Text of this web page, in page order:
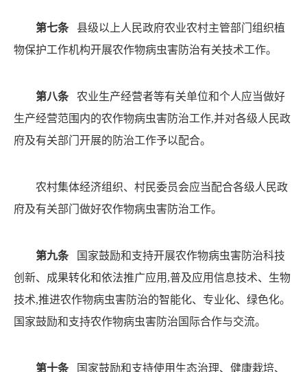
第七条
县级以上人民政府农业农村主管部门组织植
物保护工作机构开展农作物病虫害防治有关技术工作。
第八条
农业生产经营者等有关单位和个人应当做好
生产经营范围内的农作物病虫害防治工作,并对各级人民政
府及有关部门开展的防治工作予以配合。
农村集体经济组织、村民委员会应当配合各级人民政
府及有关部门做好农作物病虫害防治工作。
第九条
国家鼓励和支持开展农作物病虫害防治科技
创新、成果转化和依法推广应用 ,普及应用信息技术、生物
技术,推进农作物病虫害防治的智能化、专业化、绿色化。
国家鼓励和支持农作物病虫害防治国际合作与交流。
第十条
国家鼓励和支持使用生态治理、健康栽培、